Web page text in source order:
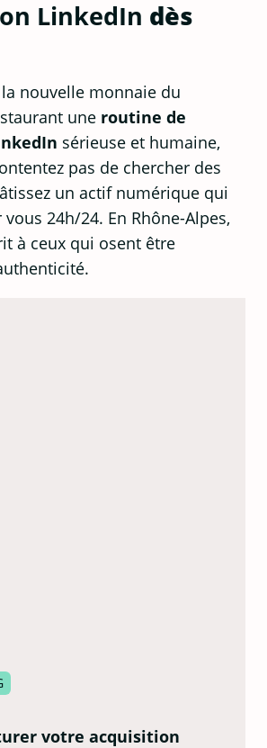
LinkedIn dès
nouvelle monnaie du
une routine de
sérieuse et humaine,
pas de chercher des
un actif numérique qui
24h/24. En Rhône-Alpes,
à ceux qui osent être
votre acquisition